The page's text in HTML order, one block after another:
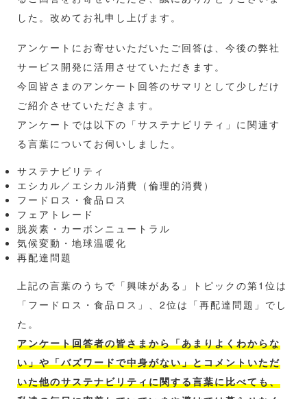
した。改めてお礼申し上げます。
アンケートにお寄せいただいたご回答は、今後の弊社
サービス開発に活用させていただきます。
今回皆さまのアンケート回答のサマリとして少しだけ
ご紹介させていただきます。
アンケートでは以下の「サステナビリティ」に関連す
る言葉についてお伺いしました。
サステナビリティ
エシカル／エシカル消費（倫理的消費）
フードロス・食品ロス
フェアトレード
脱炭素・カーボンニュートラル
気候変動・地球温暖化
再配達問題
上記の言葉のうちで「興味がある」トピックの第1位は
「フードロス・食品ロス」、2位は「再配達問題」でし
た。
アンケート回答者の皆さまから「あまりよくわからな
い」や「バズワードで中身がない」とコメントいただ
いた他のサステナビリティに関する言葉に比べても、